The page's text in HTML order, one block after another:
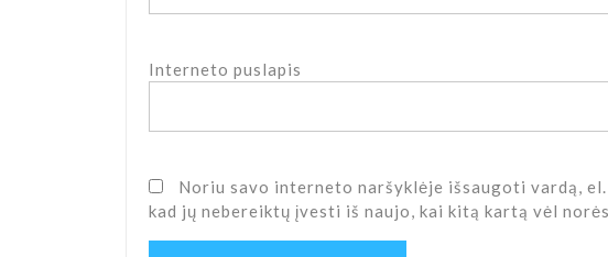
Interneto puslapis
Noriu savo interneto naršyklėje išsaugoti vardą,
kad jų nebereiktų įvesti iš naujo, kai kitą kartą vėl